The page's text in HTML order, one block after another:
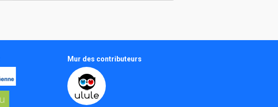
Mur des contributeurs